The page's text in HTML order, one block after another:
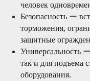
человек
Безопасность ー
торможения,
защитные
Универсальность
так и для подъема
оборудования.
02/
сервисные бригады
любую точку России
сервисных работ